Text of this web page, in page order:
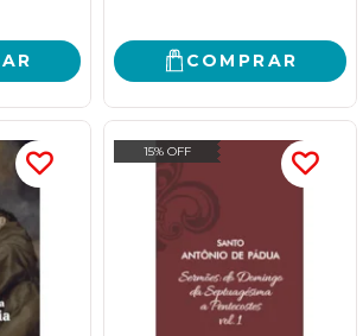
COMPRAR
15% OFF